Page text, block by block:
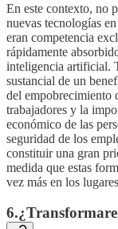
En este contexto, no
nuevas tecnologías
eran competencia
rápidamente
inteligencia artificial.
sustancial de un
del empobrecimiento
trabajadores y la
económico de las
seguridad de los
constituir una gran
medida que estas
vez más en los